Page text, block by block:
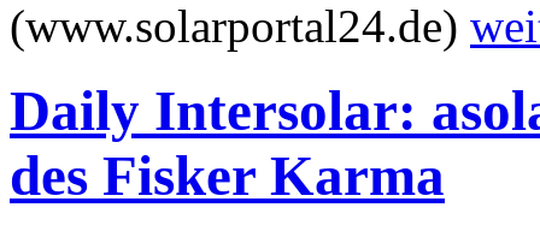
(www.solarportal24.de)
Daily Intersolar:
des Fisker Karma